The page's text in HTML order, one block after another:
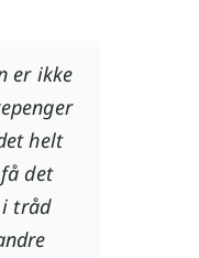
er ikke
helt
det
tråd